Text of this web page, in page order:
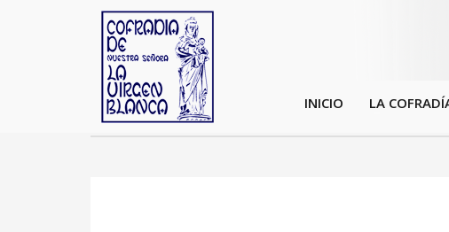
INICIO LA